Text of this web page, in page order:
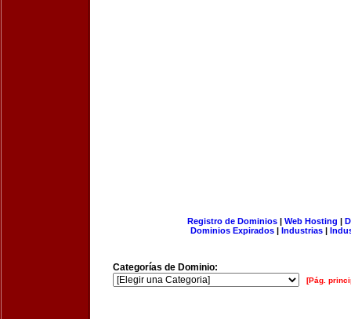
Registro de Dominios| Web Hosting |
Dominios Expirados | Industrias |
Categorías de Dominio:
[Pág.